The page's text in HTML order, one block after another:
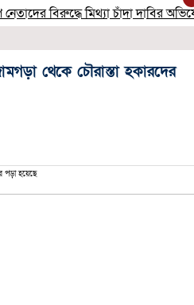
বিরুদ্ধে মিথ্যা চাঁদা দাবির অভিযোগের
থেকে চৌরাস্তা হকারদের
পড়া হয়েছে